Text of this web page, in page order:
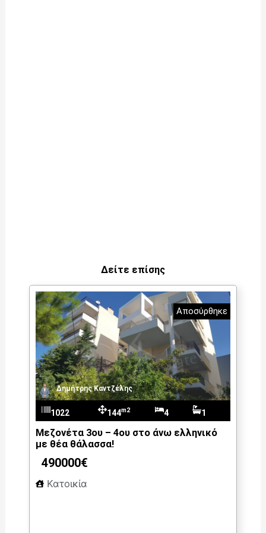
Δείτε επίσης
Αποσύρθηκε
Δημήτρης Καντζέλης
1022 144m2 4 1
Mεζονέτα 3ου – 4ου στο άνω ελληνικό
με θέα θάλασσα!
490000€
Κατοικία